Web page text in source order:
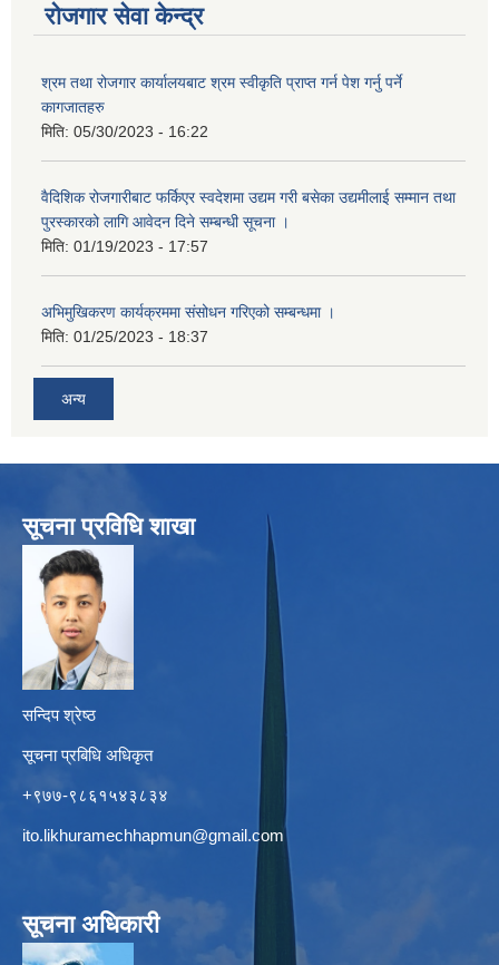
रोजगार सेवा केन्द्र
श्रम तथा रोजगार कार्यालयबाट श्रम स्वीकृति प्राप्त गर्न पेश गर्नु पर्ने
कागजातहरु
मिति: 05/30/2023 - 16:22
वैदिशिक रोजगारीबाट फर्किएर स्वदेशमा उद्यम गरी बसेका उद्यमीलाई सम्मान तथा
पुरस्कारको लागि आवेदन दिने सम्बन्धी सूचना ।
मिति: 01/19/2023 - 17:57
अभिमुखिकरण कार्यक्रममा संसोधन गरिएको सम्बन्धमा ।
मिति: 01/25/2023 - 18:37
अन्य
सूचना प्रविधि शाखा
सन्दिप श्रेष्ठ
सूचना प्रबिधि अधिकृत
+९७७-९८६१५४३८३४
ito.likhuramechhapmun@gmail.com
सूचना अधिकारी